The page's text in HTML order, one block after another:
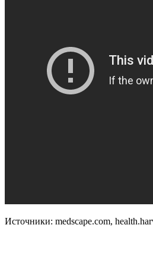
Источники: medscape.com,